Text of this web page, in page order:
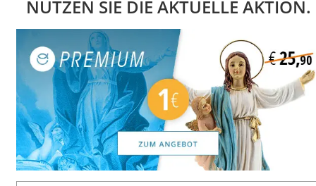
NUTZEN SIE DIE AKTUELLE AKTION.